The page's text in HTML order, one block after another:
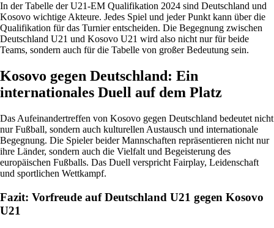
In der Tabelle der U21-EM Qualifikation 2024 sind Deutschland und
Kosovo wichtige Akteure. Jedes Spiel und jeder Punkt kann über die
Qualifikation für das Turnier entscheiden. Die Begegnung zwischen
Deutschland U21 und Kosovo U21 wird also nicht nur für beide
Teams, sondern auch für die Tabelle von großer Bedeutung sein.
Kosovo gegen Deutschland: Ein
internationales Duell auf dem Platz
Das Aufeinandertreffen von Kosovo gegen Deutschland bedeutet nicht
nur Fußball, sondern auch kulturellen Austausch und internationale
Begegnung. Die Spieler beider Mannschaften repräsentieren nicht nur
ihre Länder, sondern auch die Vielfalt und Begeisterung des
europäischen Fußballs. Das Duell verspricht Fairplay, Leidenschaft
und sportlichen Wettkampf.
Fazit: Vorfreude auf Deutschland U21 gegen Kosovo
U21